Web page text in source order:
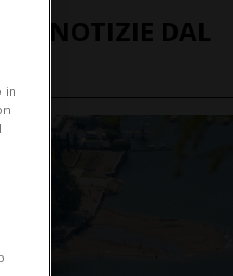
NOTIZIE DAL
in